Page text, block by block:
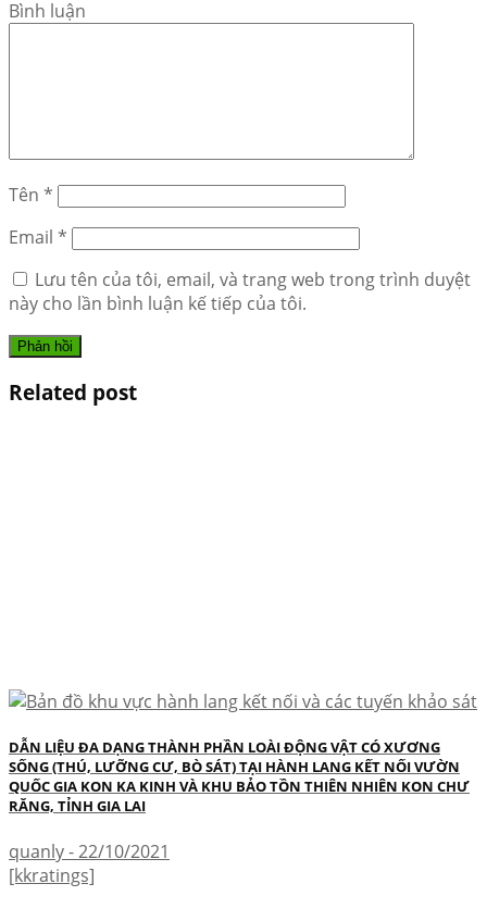
Bình luận
Tên *
Email *
Lưu tên của tôi, email, và trang web trong trình duyệt
này cho lần bình luận kế tiếp của tôi.
Related post
DẪN LIỆU ĐA DẠNG THÀNH PHẦN LOÀI ĐỘNG VẬT CÓ XƯƠNG
SỐNG (THÚ, LƯỠNG CƯ, BÒ SÁT) TẠI HÀNH LANG KẾT NỐI VƯỜN
QUỐC GIA KON KA KINH VÀ KHU BẢO TỒN THIÊN NHIÊN KON CHƯ
RĂNG, TỈNH GIA LAI
quanly - 22/10/2021
[kkratings]